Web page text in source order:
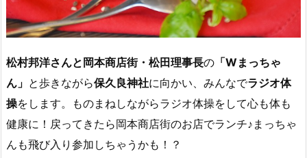
松村邦洋さんと岡本商店街・松田理事長の 「Wまっちゃ
ん」 と歩きながら保久良神社に向かい、みんなでラジオ体
操をします。ものまねしながらラジオ体操をして心も体も
健康に！戻ってきたら岡本商店街のお店でランチ♪まっちゃ
んも飛び入り参加しちゃうかも！？